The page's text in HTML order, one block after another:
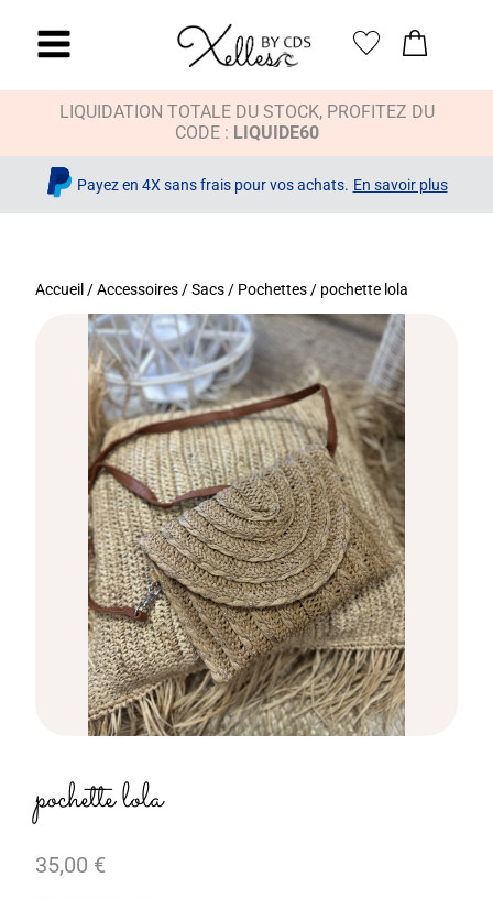
LIQUIDATION TOTALE DU STOCK, PROFITEZ DU
CODE : LIQUIDE60
Payez en 4X sans frais pour vos achats. En savoir plus
Accueil /Accessoires /Sacs / Pochettes / pochette lola
pochette lola
35,00 €